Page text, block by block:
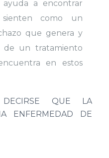
a encontrar
sienten como un
que genera y
de un tratamiento
en estos
QUE LA
ENFERMEDAD DE